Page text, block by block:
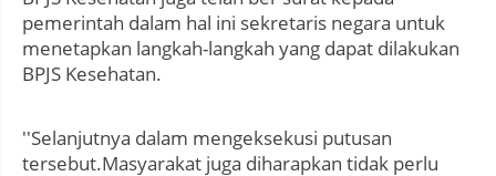
pemerintah dalam hal ini sekretaris negara untuk
menetapkan langkah-langkah yang dapat dilakukan
BPJS Kesehatan.
''Selanjutnya dalam mengeksekusi putusan
tersebut.Masyarakat juga diharapkan tidak perlu